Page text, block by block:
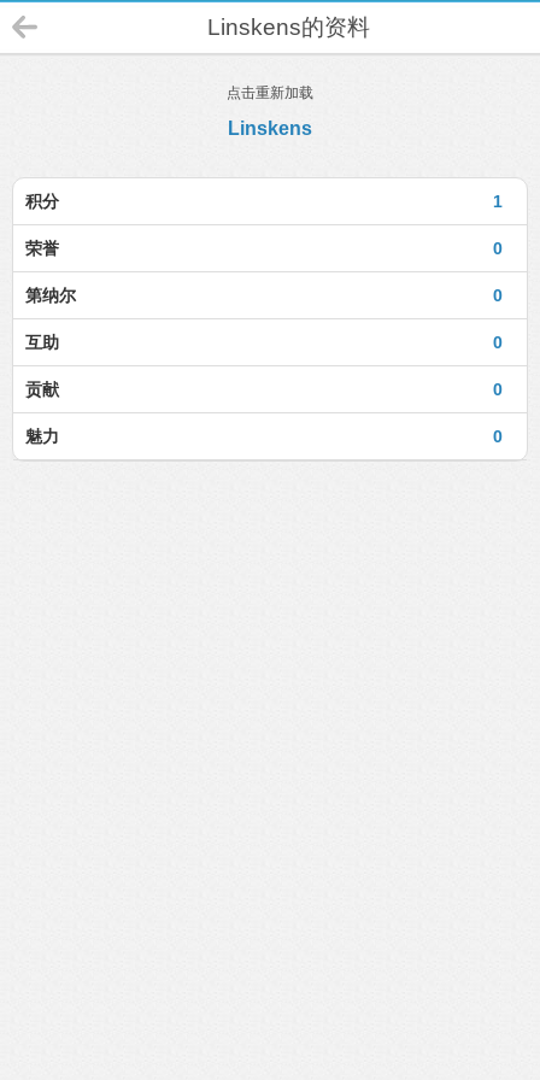
Linskens的资料
点击重新加载
Linskens
1
积分
0
荣誉
0
第纳尔
0
互助
0
贡献
0
魅力